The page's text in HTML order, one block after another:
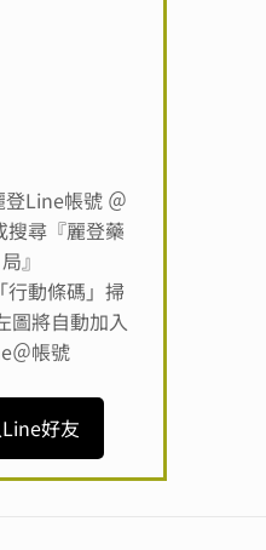
登Line帳號 ＠
尋『麗登藥
局』
行動條碼」掃
圖將自動加入
＠帳號
好友